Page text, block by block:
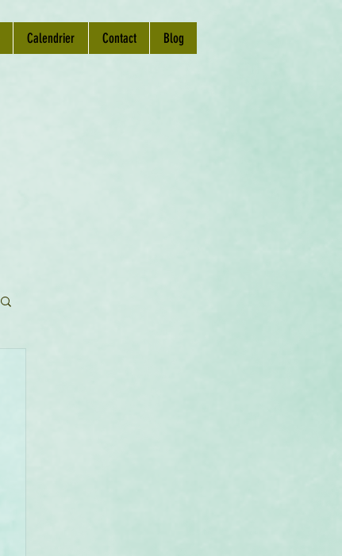
Calendrier Contact Blog